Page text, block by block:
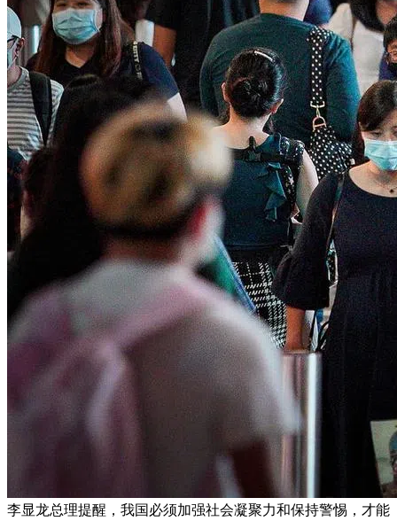
李显龙总理提醒，我国必须加强社会凝聚力和保持警惕，才能